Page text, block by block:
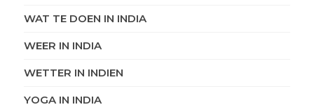
WAT TE DOEN IN INDIA
WEER IN INDIA
WETTER IN INDIEN
YOGA IN INDIA